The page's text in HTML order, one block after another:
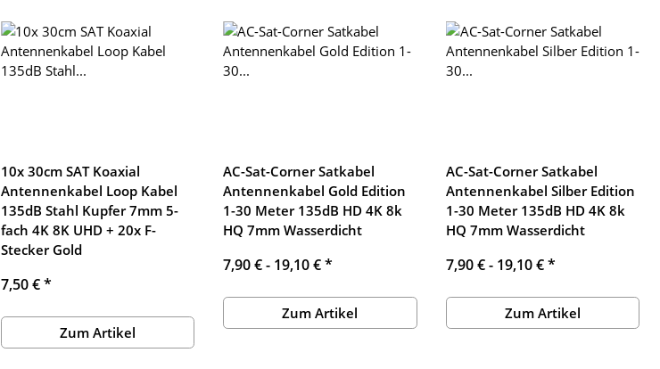
10x 30cm SAT Koaxial
Antennenkabel Loop Kabel
135dB Stahl Kupfer 7mm 5-
fach 4K 8K UHD + 20x F-
Stecker Gold
7,50 €*
Zum Artikel
AC-Sat-Corner Satkabel
Antennenkabel Gold Edition
1-30 Meter 135dB HD 4K 8k
HQ 7mm Wasserdicht
7,90 € - 19,10 €*
Zum Artikel
AC-Sat-Corner Satkabel
Antennenkabel Silber Edition
1-30 Meter 135dB HD 4K 8k
HQ 7mm Wasserdicht
7,90 € - 19,10 €*
Zum Artikel